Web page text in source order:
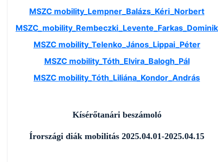
MSZC mobility_Lempner_Balázs_Kéri_Norbert
MSZC_mobility_Rembeczki_Levente_Farkas_Dominik
MSZC mobility_Telenko_János_Lippai_Péter
MSZC mobility_Tóth_Elvira_Balogh_Pál
MSZC mobility_Tóth_Liliána_Kondor_András
Kísérőtanári beszámoló
Írországi diák mobilitás 2025.04.01-2025.04.15